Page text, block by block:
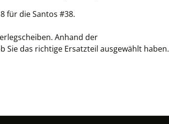
für die Santos #38.
Anhand der
Sie das richtige Ersatzteil ausgewählt haben.